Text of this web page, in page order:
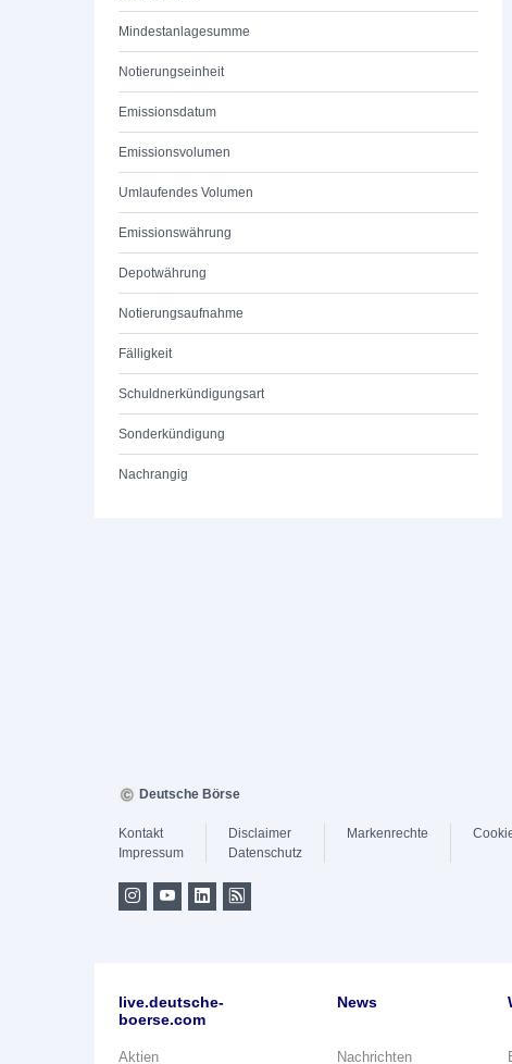
Mindestanlagesumme
Notierungseinheit
Emissionsdatum
Emissionsvolumen
Umlaufendes Volumen
Emissionswährung
Depotwährung
Notierungsaufnahme
Fälligkeit
Schuldnerkündigungsart
Sonderkündigung
Nachrangig
Deutsche Börse
Kontakt
Impressum
Disclaimer
Datenschutz
Markenrechte
live.deutsche-
boerse.com
Aktien
News
Nachrichten